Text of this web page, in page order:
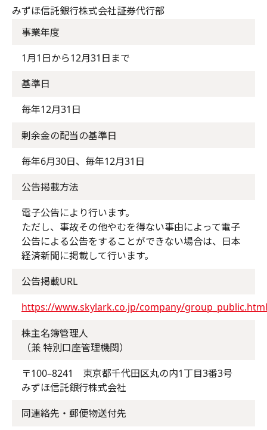
みずほ信託銀行株式会社証券代行部
事業年度
1月1日から12月31日まで
基準日
毎年12月31日
剰余金の配当の基準日
毎年6月30日、毎年12月31日
公告掲載方法
電子公告により行います。
ただし、事故その他やむを得ない事由によって電子
公告による公告をすることができない場合は、日本
経済新聞に掲載して行います。
公告掲載URL
https://www.skylark.co.jp/company/group_public.html
株主名簿管理人
（兼 特別口座管理機関）
〒100–8241 東京都千代田区丸の内1丁目3番3号
みずほ信託銀行株式会社
同連絡先・郵便物送付先